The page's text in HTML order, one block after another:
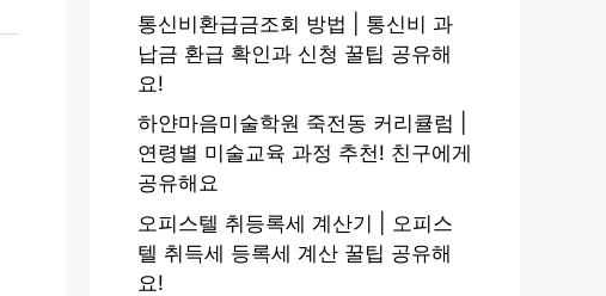
통신비환급금조회 방법 | 통신비 과
납금 환급 확인과 신청 꿀팁 공유해
요!
하얀마음미술학원 죽전동 커리큘럼 |
연령별 미술교육 과정 추천! 친구에게
공유해요
오피스텔 취등록세 계산기 | 오피스
텔 취득세 등록세 계산 꿀팁 공유해
요!